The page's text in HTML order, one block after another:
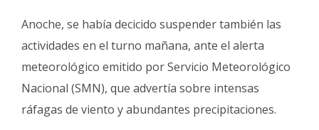
Anoche, se había decicido suspender también las
actividades en el turno mañana, ante el alerta
meteorológico emitido por Servicio Meteorológico
Nacional (SMN), que advertía sobre intensas
ráfagas de viento y abundantes precipitaciones.